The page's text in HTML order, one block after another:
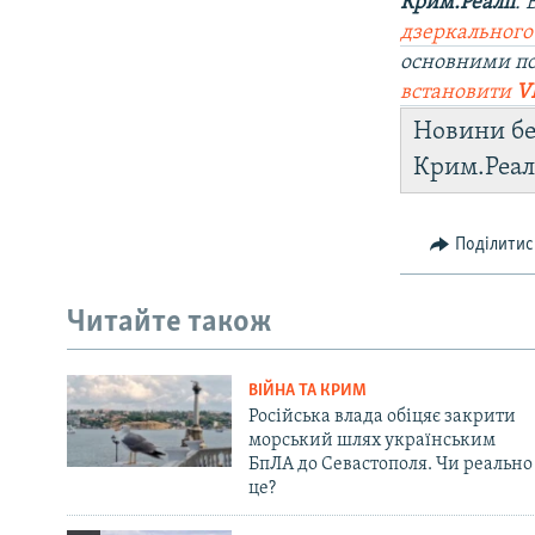
основними
встановити
Новини
Читайте також
ВІЙНА ТА КРИМ
Російська влада обіцяє закрити
морський шлях українським
БпЛА до Севастополя. Чи реально
це?